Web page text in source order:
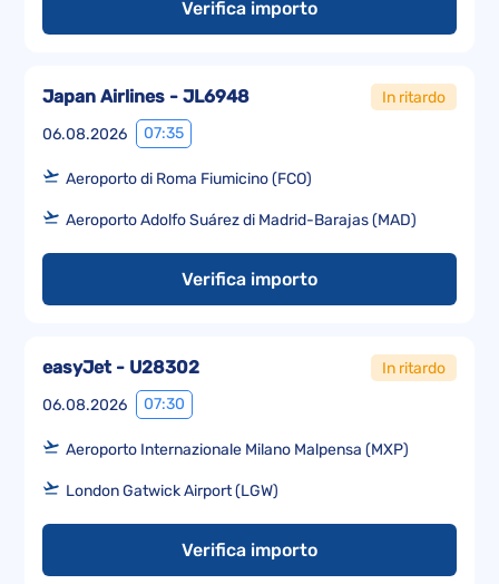
Verifica importo
06.08.2026 07:35
Japan Airlines - JL6948 In ritardo
Aeroporto di Roma Fiumicino (FCO)
Aeroporto Adolfo Suárez di Madrid-Barajas (MAD)
Verifica importo
06.08.2026 07:30
easyJet - U28302 In ritardo
Aeroporto Internazionale Milano Malpensa (MXP)
London Gatwick Airport (LGW)
Verifica importo